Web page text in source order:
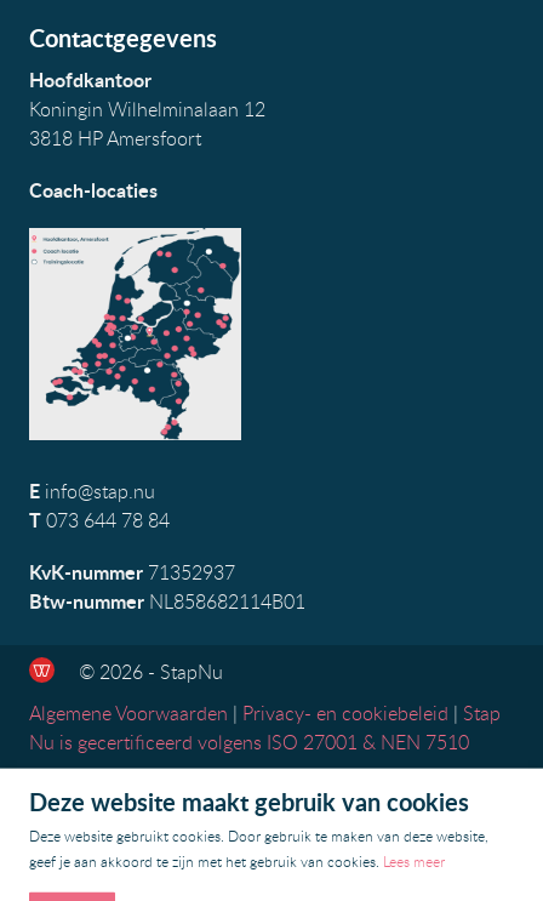
Contactgegevens
Hoofdkantoor
Koningin Wilhelminalaan 12
3818 HP Amersfoort
Coach-locaties
E info@stap.nu
T073 644 78 84
KvK-nummer 71352937
Btw-nummer NL858682114B01
© 2026 - StapNu
Algemene Voorwaarden | Privacy- en cookiebeleid | Stap
Nu is gecertificeerd volgens ISO 27001 & NEN 7510
Deze website maakt gebruik van cookies
Deze website gebruikt cookies. Door gebruik te maken van deze website,
geef je aan akkoord te zijn met het gebruik van cookies. Lees meer